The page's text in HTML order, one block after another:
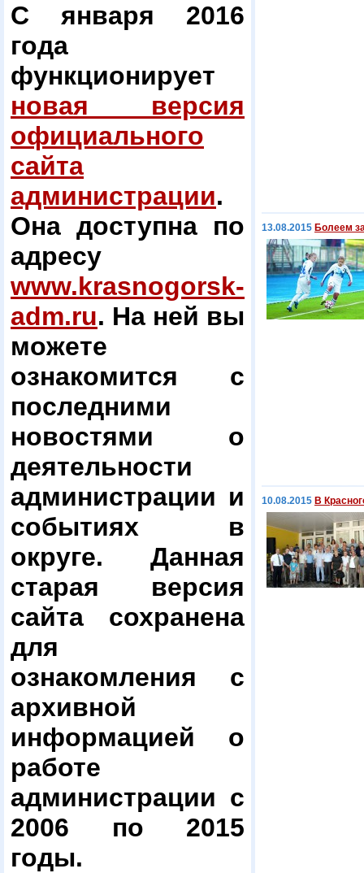
С января 2016
года
функционирует
новая версия
официального
сайта
администрации.
Она доступна по
адресу
www.krasnogorsk-
adm.ru. На ней вы
можете
ознакомится с
последними
новостями о
деятельности
администрации и
событиях в
округе. Данная
старая версия
сайта сохранена
для
ознакомления с
архивной
информацией о
работе
администрации с
2006 по 2015
годы.
13.08.2015 Болеем
10.08.2015 В